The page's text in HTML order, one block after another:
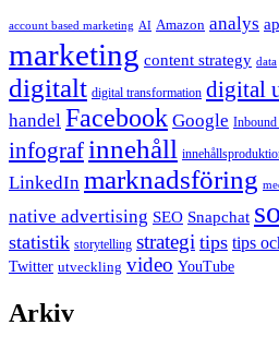
account based marketing AI Amazon analys
marketing content strategy data
digitalt digital transformation digital
handel Facebook Google
infograf innehåll
LinkedIn marknadsföring
native advertising SEO Snapchat
statistik storytelling strategi tips tips
Twitter utveckling video YouTube
Arkiv